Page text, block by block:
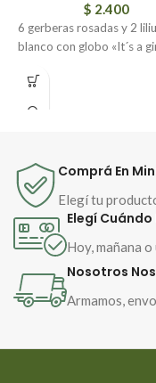
$ 2.400
6 gerberas rosadas y 2
blanco con globo «It´s a
Comprá En
Elegí tu
Elegí
Hoy, mañana
Nosotros
Armamos,